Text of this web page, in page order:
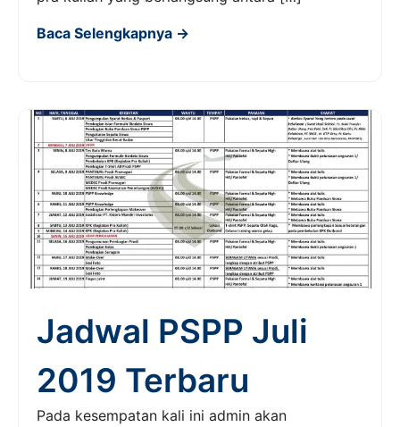
Baca Selengkapnya →
Jadwal PSPP Juli
2019 Terbaru
Pada kesempatan kali ini admin akan